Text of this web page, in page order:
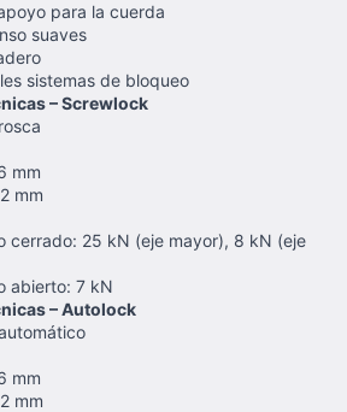
para la cuerda
suaves
sistemas de bloqueo
– Screwlock
mm
mm
cerrado: 25 kN (eje mayor), 8 kN (eje
abierto: 7 kN
– Autolock
mm
mm